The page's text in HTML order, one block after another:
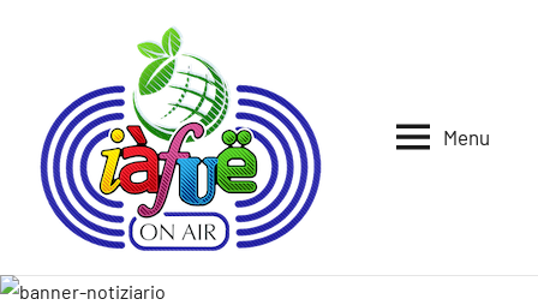
Iafue
Menu